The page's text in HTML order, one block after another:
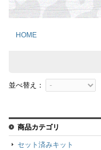
HOME
並べ替え：
商品カテゴリ
セット済みキット